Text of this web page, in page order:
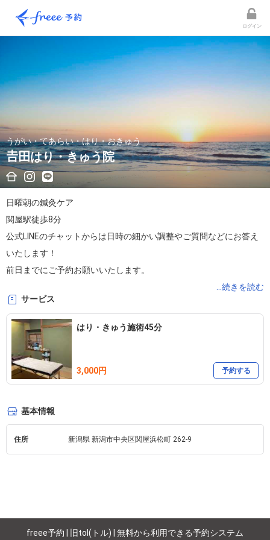
ログイン
うがい・てあらい・はり・おきゅう
𠮷田はり・きゅう院
日曜朝の鍼灸ケア
関屋駅徒歩8分
公式LINEのチャットからは日時の細かい調整やご質問などにお答え
いたします！
前日までにご予約お願いいたします。
※駐車場無し・現金のみ
...続きを読む
サービス
はり・きゅう施術45分
3,000円 予約する
基本情報
住所 新潟県 新潟市中央区関屋浜松町 262-9
freee予約 | 旧tol(トル) | 無料から利用できる予約システム